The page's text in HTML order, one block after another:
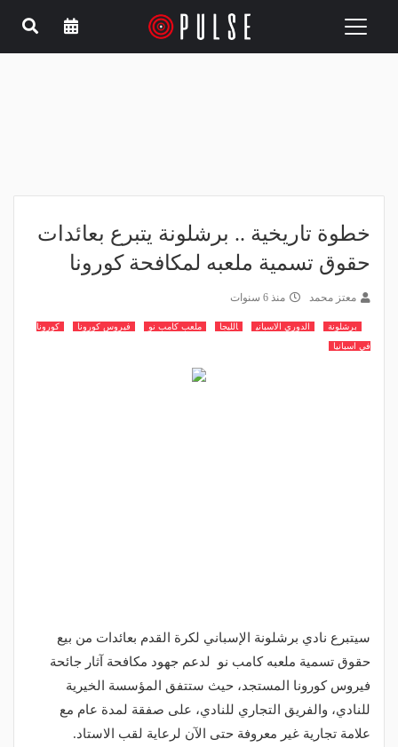
Toggle
خطوة تاريخية .. برشلونة يتبرع بعائدات
حقوق تسمية ملعبه لمكافحة كورونا
معتز محمد منذ 6 سنوات
برشلونة الدوري الاسباني الليجا ملعب كامب نو فيروس كورونا
كورونا
في اسبانيا
سيتبرع نادي برشلونة الإسباني لكرة القدم بعائدات من بيع
حقوق تسمية ملعبه كامب نو لدعم جهود مكافحة آثار جائحة
فيروس كورونا المستجد، حيث ستتفق المؤسسة الخيرية
للنادي، والفريق التجاري للنادي، على صفقة لمدة عام مع
علامة تجارية غير معروفة حتى الآن لرعاية لقب الاستاد.